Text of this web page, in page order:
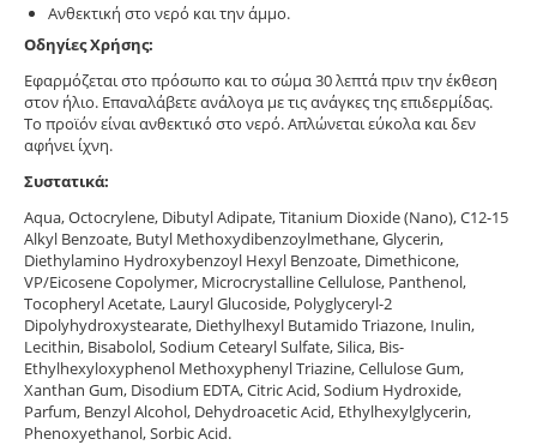
Ανθεκτική στο νερό και την άμμο.
Οδηγίες Χρήσης:
Εφαρμόζεται στο πρόσωπο και το σώμα 30 λεπτά πριν την έκθεση
στον ήλιο. Επαναλάβετε ανάλογα με τις ανάγκες της επιδερμίδας.
Το προϊόν είναι ανθεκτικό στο νερό. Απλώνεται εύκολα και δεν
αφήνει ίχνη.
Συστατικά:
Aqua, Octocrylene, Dibutyl Adipate, Titanium Dioxide (Nano), C12-15
Alkyl Benzoate, Butyl Methoxydibenzoylmethane, Glycerin,
Diethylamino Hydroxybenzoyl Hexyl Benzoate, Dimethicone,
VP/Eicosene Copolymer, Microcrystalline Cellulose, Panthenol,
Tocopheryl Acetate, Lauryl Glucoside, Polyglyceryl-2
Dipolyhydroxystearate, Diethylhexyl Butamido Triazone, Inulin,
Lecithin, Bisabolol, Sodium Cetearyl Sulfate, Silica, Bis-
Ethylhexyloxyphenol Methoxyphenyl Triazine, Cellulose Gum,
Xanthan Gum, Disodium EDTA, Citric Acid, Sodium Hydroxide,
Parfum, Benzyl Alcohol, Dehydroacetic Acid, Ethylhexylglycerin,
Phenoxyethanol, Sorbic Acid.